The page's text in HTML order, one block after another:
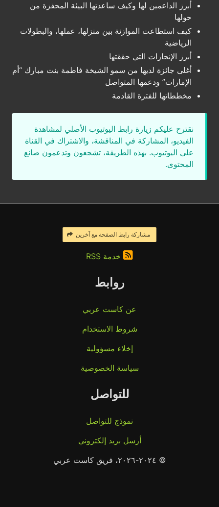
أبرز الداعمين لها وكيف ساعدتها البيئة المحفزة من
حولها
كيف استطاعت الموازنة بين منزلها، عملها، والبطولات
الرياضية
أبرز الإنجازات التي حققتها
أغلى جائزة لديها من سمو الشيخة فاطمة بنت مبارك “أم
الإمارات” ودعمها المتواصل
مخططاتها للفترة القادمة
نقترح عليكم زيارة رابط اليوتيوب الأصلي لمشاهدة
الفيديو، المشاركة في المناقشة، والاشتراك في القناة
على اليوتيوب. بهذه الطريقة، تشجعون وتدعمون صانع
المحتوى.
مشاركة رابط الصفحة مع آخرين
خدمة RSS
روابط
عن كاست عربي
شروط الاستخدام
إخلاء مسؤولية
سياسة الخصوصية
للتواصل
نموذج للتواصل
أرسل بريد إلكتروني
© ٢٠٢٤-٢٠٢٦، فريق كاست عربي